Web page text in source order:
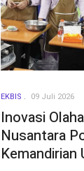
EKBIS 09 Juli 2026
Inovasi
Nusantara
Kemandirian